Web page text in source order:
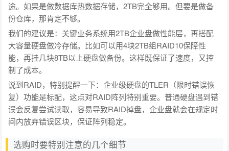
途。如果是做数据库热数据存储，2TB完全够用。但要是做备
份仓库，那肯定不够。
我们的建议是：关键业务系统用2TB企业盘做性能层，再搭配
大容量硬盘做冷存储。比如可以用4块2TB组RAID10保障性
能，再挂几块8TB以上硬盘做备份。这样既保证了速度，又控
制了成本。
说到RAID，特别提醒一下：企业级硬盘的TLER（限时错误恢
复）功能是标配，这点对RAID阵列特别重要。普通硬盘遇到错
误会反复尝试读取，容易导致RAID掉盘，企业盘就会在规定时
间内放弃错误区块，保证阵列稳定。
选购时要特别注意的几个细节